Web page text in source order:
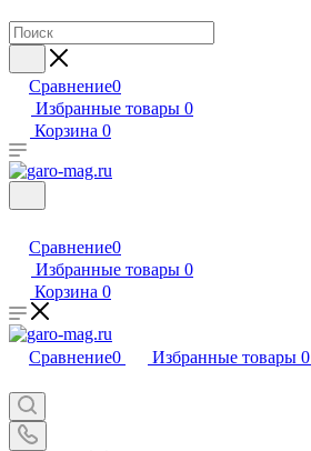
Сравнение0
Избранные товары 0
Корзина 0
Сравнение0
Избранные товары 0
Корзина 0
Сравнение0 Избранные товары 0